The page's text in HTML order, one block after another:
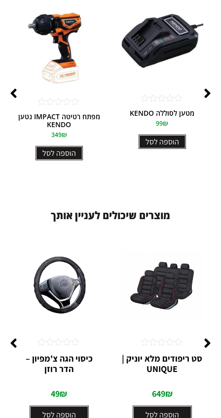
מטען לסוללה KENDO
99₪
הוספה לסל
דורג
0
5
מפתח רטיטה IMPACT נטען
KENDO
349₪
הוספה לסל
דורג
0
מוצרים שיכולים לענייןאותך
סט ריפודים מלא יוניק |
UNIQUE
649₪
הוספה לסל
0
כיסוי הגה צ'מפיון –
הדר רוזן
49₪
הוספה לסל
0